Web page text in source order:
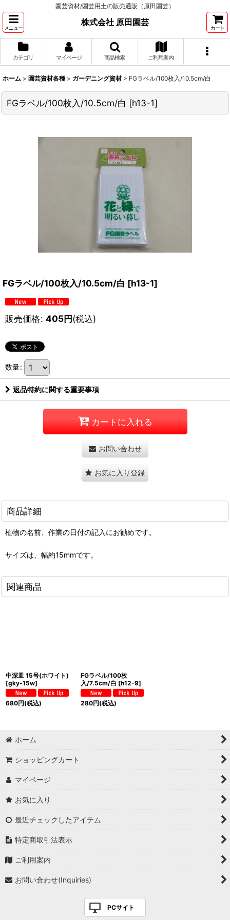
園芸資材/園芸用土の販売通販（原田園芸）
メニュー
株式会社 原田園芸
カート
カテゴリ マイページ 商品検索 ご利用案内
ホーム > 園芸資材各種 > ガーデニング資材 > FGラベル/100枚入/10.5cm/白
FGラベル/100枚入/10.5cm/白 [h13-1]
FGラベル/100枚入/10.5cm/白 [h13-1]
販売価格: 405円(税込)
数量:
返品特約に関する重要事項
カートに入れる
お問い合わせ
お気に入り登録
商品詳細
植物の名前、作業の日付の記入にお勧めです。
サイズは、幅約15mmです。
関連商品
中深皿 15号(ホワイト)
[gky-15w]
680円(税込)
FGラベル/100枚
入/7.5cm/白 [h12-9]
280円(税込)
ホーム
ショッピングカート
マイページ
お気に入り
最近チェックしたアイテム
特定商取引法表示
ご利用案内
お問い合わせ(Inquiries)
PCサイト